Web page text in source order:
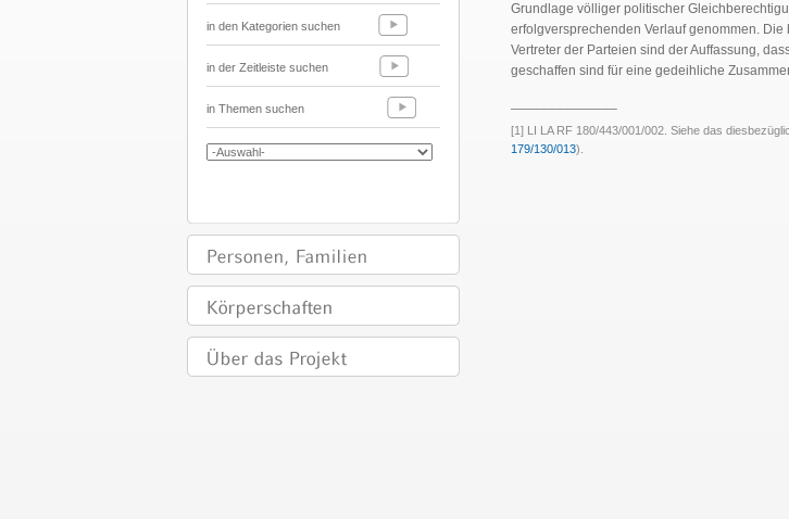
in den Kategorien suchen
in der Zeitleiste suchen
in Themen suchen
Grundlage völliger politischer
erfolgversprechenden Verlauf genommen.
Vertreter der Parteien sind der Auffassung,
geschaffen sind für eine gedeihliche
[1] LI LA RF 180/443/001/002. Siehe das
179/130/013).